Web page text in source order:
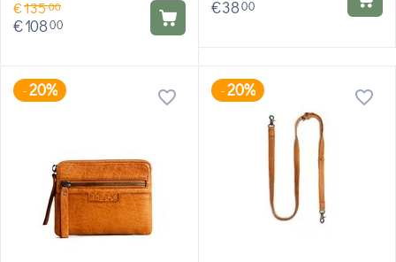
€13500
€10800
€3800
-20% -20%